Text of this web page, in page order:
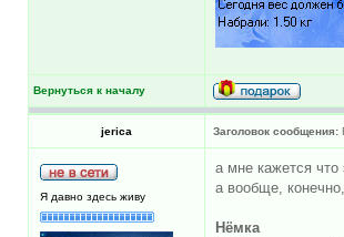
Вернуться к началу
jerica Заголовок сообщения:
Я давно здесь живу
а мне кажется что
а вообще,
Нёмка